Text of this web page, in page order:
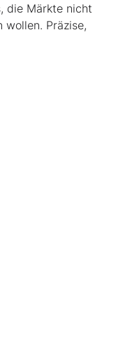
die Märkte nicht
wollen. Präzise,